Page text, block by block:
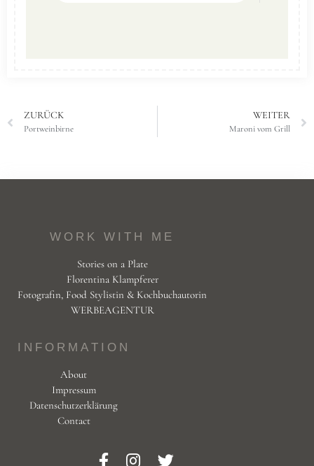
ZURÜCK
Portweinbirne
WEITER
Maroni vom Grill
WORK WITH ME
Stories on a Plate
Florentina Klampferer
Fotografin, Food Stylistin & Kochbuchautorin
WERBEAGENTUR
INFORMATION
About
Impressum
Datenschutzerklärung
Contact